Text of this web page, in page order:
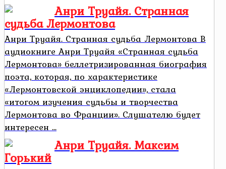
Анри Труайя. Странная
судьба Лермонтова
Анри Труайя. Странная судьба Лермонтова В
аудиокниге Анри Труайя «Странная судьба
Лермонтова» беллетризированная биография
поэта, которая, по характеристике
«Лермонтовской энциклопедии», стала
«итогом изучения судьбы и творчества
Лермонтова во Франции». Слушателю будет
интересен ...
Анри Труайя. Максим
Горький